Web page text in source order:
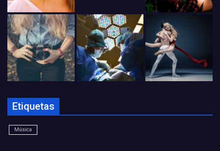
Etiquetas
Música